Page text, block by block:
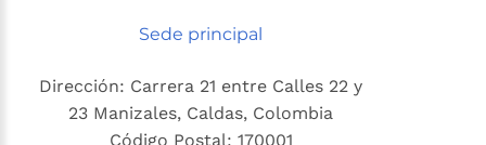
Sede principal
Dirección: Carrera 21 entre Calles 22 y
23 Manizales, Caldas, Colombia
Código Postal: 170001